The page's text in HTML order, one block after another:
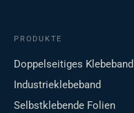
PRODUKTE
Doppelseitiges Klebeband
Industrieklebeband
Selbstklebende Folien